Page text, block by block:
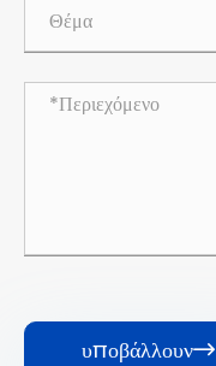
υποβάλλουν